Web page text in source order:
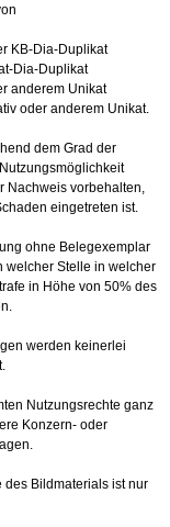
KB-Dia-Duplikat
Dia-Duplikat
anderem Unikat
oder anderem Unikat.
dem Grad der
Nachweis vorbehalten,
eingetreten ist.
ohne Belegexemplar
welcher Stelle in welcher
in Höhe von 50% des
werden keinerlei
Nutzungsrechte ganz
Konzern- oder
Bildmaterials ist nur